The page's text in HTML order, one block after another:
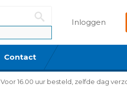
Inloggen
Contact
Voor 16.00 uur besteld, zelfde dag